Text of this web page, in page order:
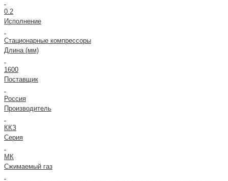
0.2
Исполнение
Стационарные компрессоры
Длина (мм)
1600
Поставщик
Россия
Производитель
ККЗ
Серия
МК
Сжимаемый газ